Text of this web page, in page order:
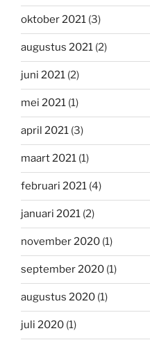
oktober 2021 (3)
augustus 2021 (2)
juni 2021 (2)
mei 2021 (1)
april 2021 (3)
maart 2021 (1)
februari 2021 (4)
januari 2021 (2)
november 2020 (1)
september 2020 (1)
augustus 2020 (1)
juli 2020 (1)